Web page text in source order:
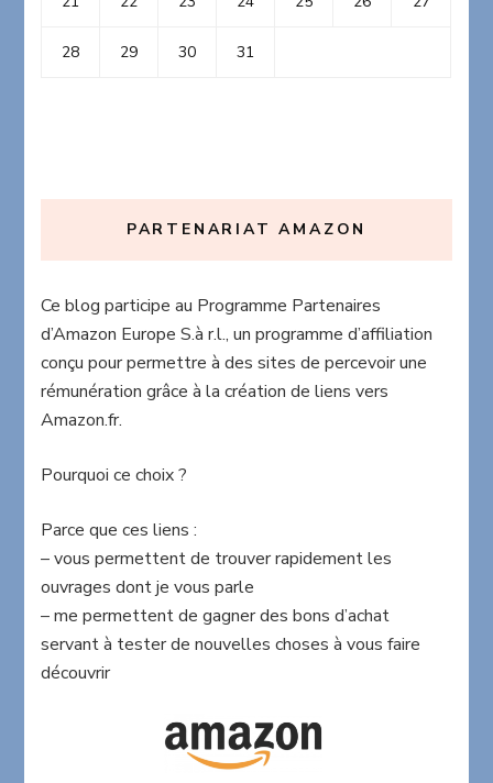
28 29 30 31
PARTENARIAT AMAZON
Ce blog participe au Programme Partenaires
d’Amazon Europe S.à r.l., un programme d’affiliation
conçu pour permettre à des sites de percevoir une
rémunération grâce à la création de liens vers
Amazon.fr.
Pourquoi ce choix ?
Parce que ces liens :
– vous permettent de trouver rapidement les
ouvrages dont je vous parle
– me permettent de gagner des bons d’achat
servant à tester de nouvelles choses à vous faire
découvrir